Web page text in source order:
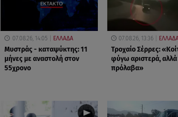
07.08.26, 14:05 ΕΛΛΑΔΑ
Μυστράς - καταψύκτης: 11
μήνες με αναστολή στον
55χρονο
07.08.26, 13:36
Τροχαίο Σέρρες:
φύγω αριστερά, αλλά
πρόλαβα»